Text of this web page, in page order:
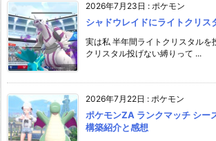
2026年7月23日 : ポケモン
シャドウレイドにライトクリス
実は私 半年間ライトクリスタルを
クリスタル投げない縛りって ...
2026年7月22日 : ポケモン
ポケモンZA ランクマッチ シー
構築紹介と感想